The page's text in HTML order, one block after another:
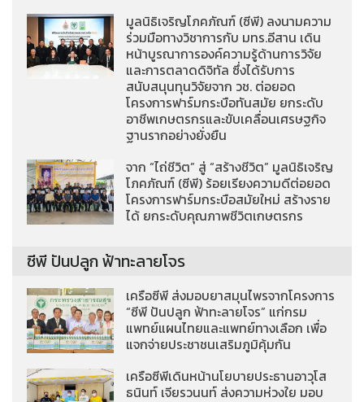
มูลนิธิเจริญโภคภัณฑ์ (ซีพี) ลงนามความ
ร่วมมือทางวิชาการกับ มทร.อีสาน เดิน
หน้าบูรณาการองค์ความรู้ด้านการวิจัย
และการตลาดดิจิทัล ซึ่งได้รับการ
สนับสนุนทุนวิจัยจาก วช. ต่อยอด
โครงการฟาร์มกระบือทันสมัย ยกระดับ
อาชีพเกษตรกรและขับเคลื่อนเศรษฐกิจ
ฐานรากอย่างยั่งยืน
จาก “ไถ่ชีวิต” สู่ “สร้างชีวิต” มูลนิธิเจริญ
โภคภัณฑ์ (ซีพี) ร้อยเรียงความดีต่อยอด
โครงการฟาร์มกระบือสมัยใหม่ สร้างราย
ได้ ยกระดับคุณภาพชีวิตเกษตรกร
ซีพี ปันปลูก ฟ้าทะลายโจร
เครือซีพี ส่งมอบยาสมุนไพรจากโครงการ
“ซีพี ปันปลูก ฟ้าทะลายโจร” แก่กรม
แพทย์แผนไทยและแพทย์ทางเลือก เพื่อ
แจกจ่ายประชาชนเสริมภูมิคุ้มกัน
เครือซีพีเดินหน้านโยบายประธานอาวุโส
ธนินท์ เจียรวนนท์ ส่งความห่วงใย มอบ